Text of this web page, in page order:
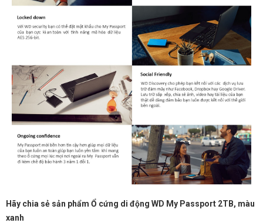
Hãy chia sẻ sản phẩm Ổ cứng di động WD My Passport 2TB, màu
xanh